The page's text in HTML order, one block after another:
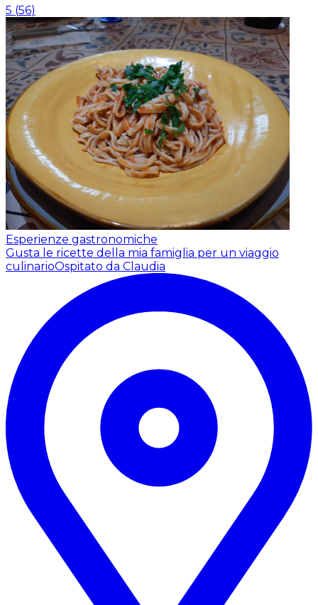
5 (56)
Esperienze gastronomiche
Gusta le ricette della mia famiglia per un viaggio
culinarioOspitato da Claudia